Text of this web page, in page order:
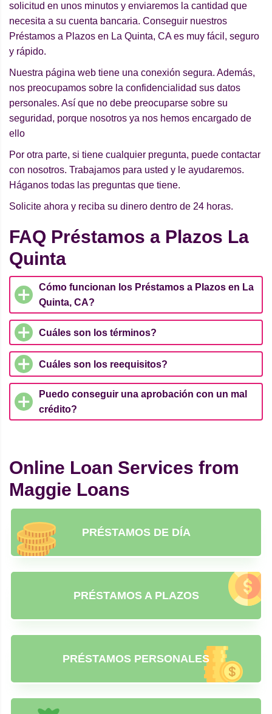
solicitud en unos minutos y enviaremos la cantidad que
necesita a su cuenta bancaria. Conseguir nuestros
Préstamos a Plazos en La Quinta, CA es muy fácil, seguro
y rápido.
Nuestra página web tiene una conexión segura. Además,
nos preocupamos sobre la confidencialidad sus datos
personales. Así que no debe preocuparse sobre su
seguridad, porque nosotros ya nos hemos encargado de
ello
Por otra parte, si tiene cualquier pregunta, puede contactar
con nosotros. Trabajamos para usted y le ayudaremos.
Háganos todas las preguntas que tiene.
Solicite ahora y reciba su dinero dentro de 24 horas.
FAQ Préstamos a Plazos La
Quinta
Cómo funcionan los Préstamos a Plazos en La
Quinta, CA?
Cuáles son los términos?
Cuáles son los reequisitos?
Puedo conseguir una aprobación con un mal
crédito?
Online Loan Services from
Maggie Loans
PRÉSTAMOS DE DÍA
PRÉSTAMOS A PLAZOS
PRÉSTAMOS PERSONALES